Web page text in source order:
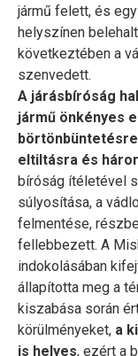
jármű felett, és
helyszínen
következtében a
szenvedett.
A járásbíróság
jármű önkényes
eltiltásra és
bíróság ítéletével
súlyosítása, a
felmentése,
fellebbezett. A
indokolásában
állapította meg a
kiszabása során
körülményeket, a
is helyes, ezért a